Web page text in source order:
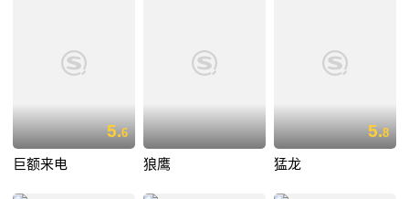
5.6
巨额来电 狼鹰
5.8
猛龙